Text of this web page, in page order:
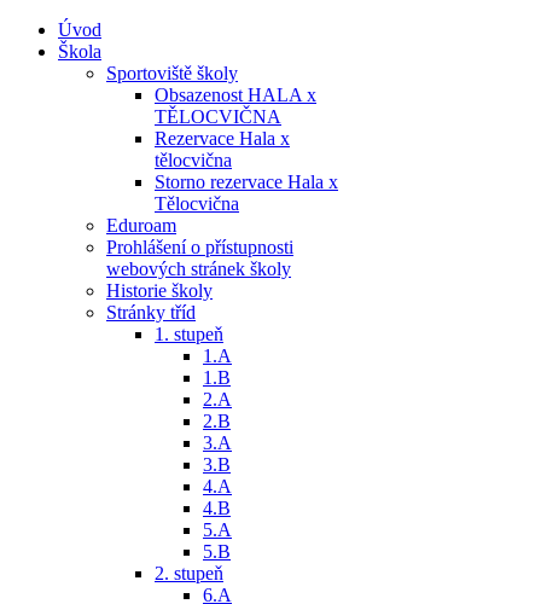
Úvod
Škola
Sportoviště školy
Obsazenost HALA x
TĚLOCVIČNA
Rezervace Hala x
tělocvična
Storno rezervace Hala x
Tělocvična
Eduroam
Prohlášení o přístupnosti
webových stránek školy
Historie školy
Stránky tříd
1. stupeň
1.A
1.B
2.A
2.B
3.A
3.B
4.A
4.B
5.A
5.B
2. stupeň
6.A